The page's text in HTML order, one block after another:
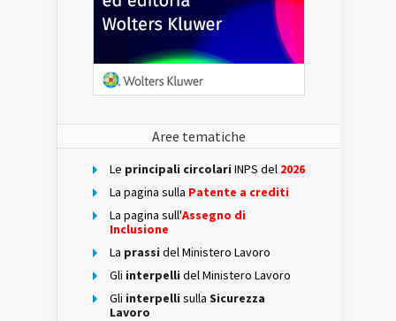
Aree tematiche
Le principali circolari INPS del 2026
La pagina sulla Patente a crediti
La pagina sull'Assegno di
Inclusione
La prassi del Ministero Lavoro
Gli interpelli del Ministero Lavoro
Gli interpelli sulla Sicurezza
Lavoro